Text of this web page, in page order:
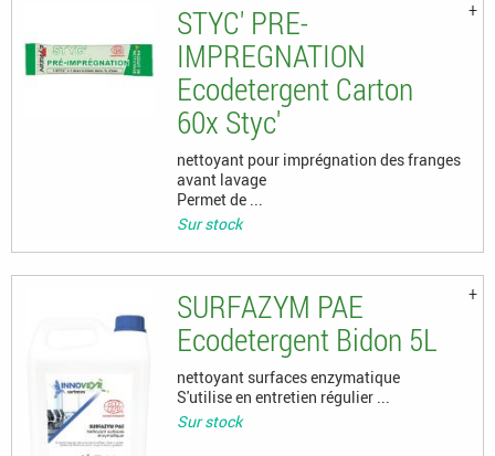
STYC' PRE-
IMPREGNATION
Ecodetergent Carton
60x Styc'
nettoyant pour imprégnation des franges
avant lavage
Permet de ...
Sur stock
SURFAZYM PAE
Ecodetergent Bidon 5L
nettoyant surfaces enzymatique
S'utilise en entretien régulier ...
Sur stock